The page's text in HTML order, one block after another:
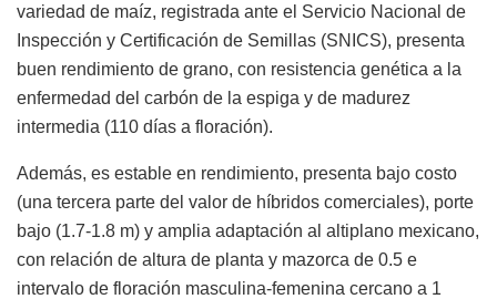
variedad de maíz, registrada ante el Servicio Nacional de
Inspección y Certificación de Semillas (SNICS), presenta
buen rendimiento de grano, con resistencia genética a la
enfermedad del carbón de la espiga y de madurez
intermedia (110 días a floración).
Además, es estable en rendimiento, presenta bajo costo
(una tercera parte del valor de híbridos comerciales), porte
bajo (1.7-1.8 m) y amplia adaptación al altiplano mexicano,
con relación de altura de planta y mazorca de 0.5 e
intervalo de floración masculina-femenina cercano a 1